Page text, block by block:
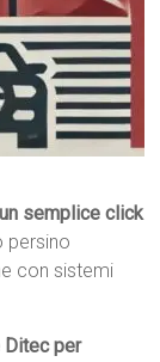
un semplice click
persino
con sistemi
Ditec per